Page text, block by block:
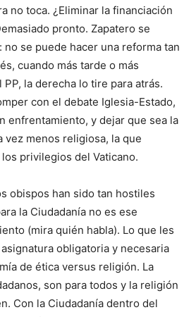
no toca. ¿Eliminar la financiación
pronto. Zapatero se
se puede hacer una reforma tan
cuando más tarde o más
la derecha lo tire para atrás.
con el debate Iglesia-Estado,
enfrentamiento, y dejar que sea la
vez menos religiosa, la que
privilegios del Vaticano.
obispos han sido tan hostiles
la Ciudadanía no es ese
(mira quién habla). Lo que les
obligatoria y necesaria
de ética versus religión. La
son para todos y la religión
Con la Ciudadanía dentro del